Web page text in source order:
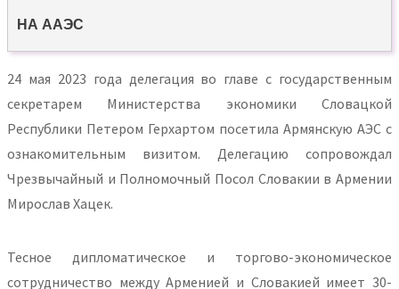
НА ААЭС
24 мая 2023 года делегация во главе с государственным
секретарем Министерства экономики Словацкой
Республики Петером Герхартом посетила Армянскую АЭС с
ознакомительным визитом. Делегацию сопровождал
Чрезвычайный и Полномочный Посол Словакии в Армении
Мирослав Хацек.
Тесное дипломатическое и торгово-экономическое
сотрудничество между Арменией и Словакией имеет 30-